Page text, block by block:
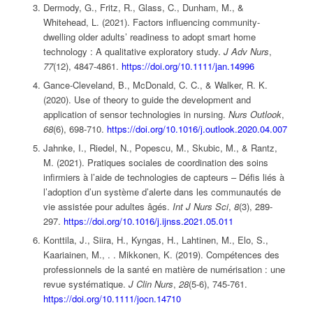
Dermody, G., Fritz, R., Glass, C., Dunham, M., &
Whitehead, L. (2021). Factors influencing community-
dwelling older adults’ readiness to adopt smart home
technology : A qualitative exploratory study. J Adv Nurs,
77(12), 4847-4861. https://doi.org/10.1111/jan.14996
Gance-Cleveland, B., McDonald, C. C., & Walker, R. K.
(2020). Use of theory to guide the development and
application of sensor technologies in nursing. Nurs Outlook,
68(6), 698-710. https://doi.org/10.1016/j.outlook.2020.04.007
Jahnke, I., Riedel, N., Popescu, M., Skubic, M., & Rantz,
M. (2021). Pratiques sociales de coordination des soins
infirmiers à l’aide de technologies de capteurs – Défis liés à
l’adoption d’un système d’alerte dans les communautés de
vie assistée pour adultes âgés. Int J Nurs Sci, 8(3), 289-
297. https://doi.org/10.1016/j.ijnss.2021.05.011
Konttila, J., Siira, H., Kyngas, H., Lahtinen, M., Elo, S.,
Kaariainen, M., . . Mikkonen, K. (2019). Compétences des
professionnels de la santé en matière de numérisation : une
revue systématique. J Clin Nurs, 28(5-6), 745-761.
https://doi.org/10.1111/jocn.14710